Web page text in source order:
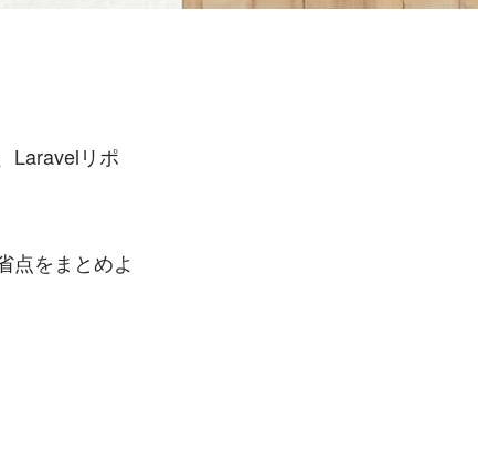
Laravelリポ
点をまとめよ